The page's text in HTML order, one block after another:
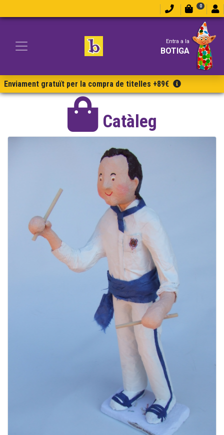
0
Entra a la
BOTIGA
Enviament gratuït per la compra de titelles +89€
Catàleg